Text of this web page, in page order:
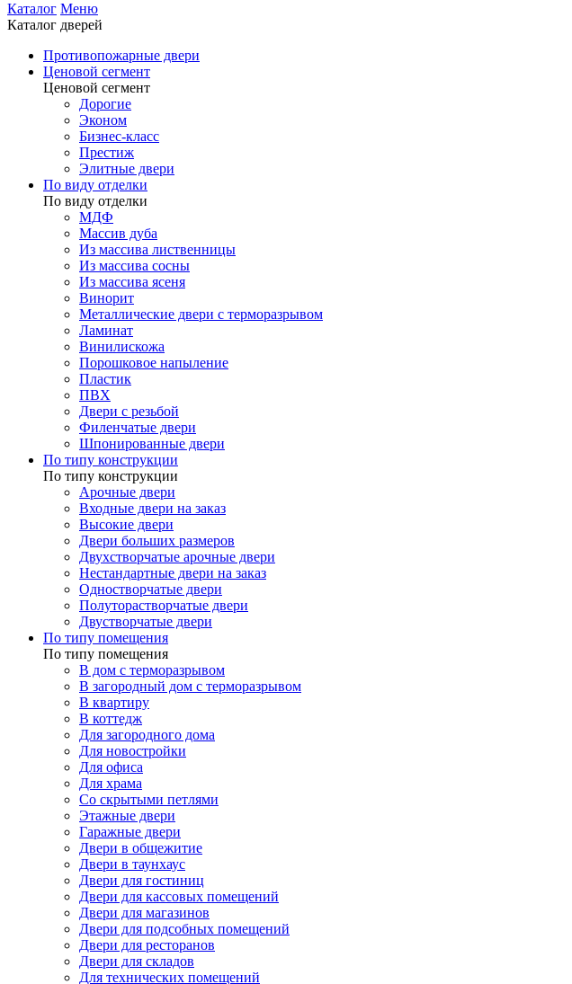
Каталог Меню
Каталог дверей
Противопожарные двери
Ценовой сегмент
Ценовой сегмент
Дорогие
Эконом
Бизнес-класс
Престиж
Элитные двери
По виду отделки
По виду отделки
МДФ
Массив дуба
Из массива лиственницы
Из массива сосны
Из массива ясеня
Винорит
Металлические двери с терморазрывом
Ламинат
Винилискожа
Порошковое напыление
Пластик
ПВХ
Двери с резьбой
Филенчатые двери
Шпонированные двери
По типу конструкции
По типу конструкции
Арочные двери
Входные двери на заказ
Высокие двери
Двери больших размеров
Двухстворчатые арочные двери
Нестандартные двери на заказ
Одностворчатые двери
Полуторастворчатые двери
Двустворчатые двери
По типу помещения
По типу помещения
В дом с терморазрывом
В загородный дом с терморазрывом
В квартиру
В коттедж
Для загородного дома
Для новостройки
Для офиса
Для храма
Со скрытыми петлями
Этажные двери
Гаражные двери
Двери в общежитие
Двери в таунхаус
Двери для гостиниц
Двери для кассовых помещений
Двери для магазинов
Двери для подсобных помещений
Двери для ресторанов
Двери для складов
Для технических помещений